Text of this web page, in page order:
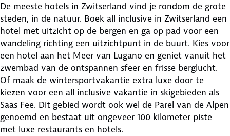
De meeste hotels in Zwitserland vind je rondom de grote
steden, in de natuur. Boek all inclusive in Zwitserland een
hotel met uitzicht op de bergen en ga op pad voor een
wandeling richting een uitzichtpunt in de buurt. Kies voor
een hotel aan het Meer van Lugano en geniet vanuit het
zwembad van de ontspannen sfeer en frisse berglucht.
Of maak de wintersportvakantie extra luxe door te
kiezen voor een all inclusive vakantie in skigebieden als
Saas Fee. Dit gebied wordt ook wel de Parel van de Alpen
genoemd en bestaat uit ongeveer 100 kilometer piste
met luxe restaurants en hotels.